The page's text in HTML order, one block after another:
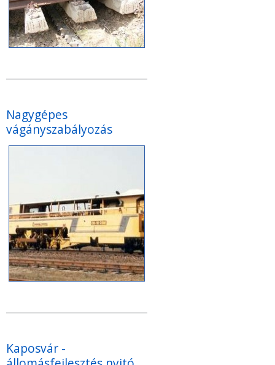
Nagygépes
vágányszabályozás
Kaposvár -